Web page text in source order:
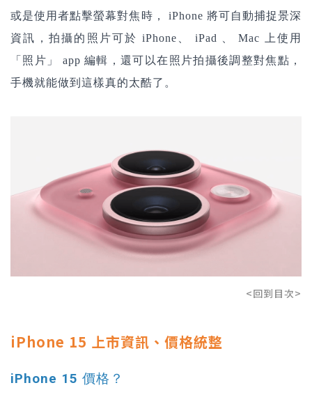
或是使用者點擊螢幕對焦時， iPhone 將可自動捕捉景深
資訊，拍攝的照片可於 iPhone、 iPad 、 Mac 上使用
「照片」 app 編輯，還可以在照片拍攝後調整對焦點，
手機就能做到這樣真的太酷了。
<回到目次>
iPhone 15 上市資訊、價格統整
iPhone 15 價格？